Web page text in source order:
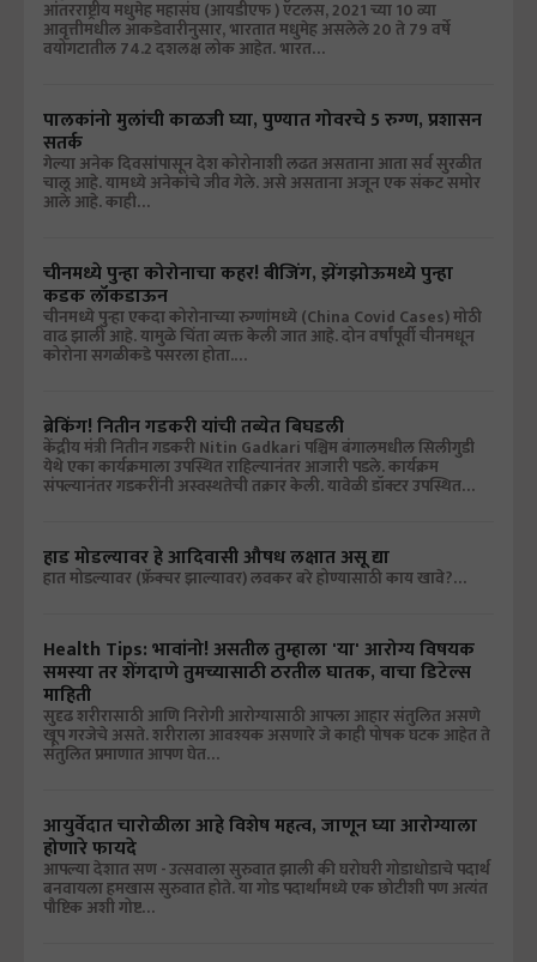
आंतरराष्ट्रीय मधुमेह महासंघ (आयडीएफ ) ऍटलस, 2021 च्या 10 व्या
आवृत्तीमधील आकडेवारीनुसार, भारतात मधुमेह असलेले 20 ते 79 वर्षे
वयोगटातील 74.2 दशलक्ष लोक आहेत. भारत…
पालकांनो मुलांची काळजी घ्या, पुण्यात गोवरचे 5 रुग्ण, प्रशासन
सतर्क
गेल्या अनेक दिवसांपासून देश कोरोनाशी लढत असताना आता सर्व सुरळीत
चालू आहे. यामध्ये अनेकांचे जीव गेले. असे असताना अजून एक संकट समोर
आले आहे. काही…
चीनमध्ये पुन्हा कोरोनाचा कहर! बीजिंग, झेंगझोऊमध्ये पुन्हा
कडक लॉकडाऊन
चीनमध्ये पुन्हा एकदा कोरोनाच्या रुग्णांमध्ये (China Covid Cases) मोठी
वाढ झाली आहे. यामुळे चिंता व्यक्त केली जात आहे. दोन वर्षांपूर्वी चीनमधून
कोरोना सगळीकडे पसरला होता.…
ब्रेकिंग! नितीन गडकरी यांची तब्येत बिघडली
केंद्रीय मंत्री नितीन गडकरी Nitin Gadkari पश्चिम बंगालमधील सिलीगुडी
येथे एका कार्यक्रमाला उपस्थित राहिल्यानंतर आजारी पडले. कार्यक्रम
संपल्यानंतर गडकरींनी अस्वस्थतेची तक्रार केली. यावेळी डॉक्टर उपस्थित…
हाड मोडल्यावर हे आदिवासी औषध लक्षात असू द्या
हात मोडल्यावर (फ्रॅक्चर झाल्यावर) लवकर बरे होण्यासाठी काय खावे?…
Health Tips: भावांनो! असतील तुम्हाला 'या' आरोग्य विषयक
समस्या तर शेंगदाणे तुमच्यासाठी ठरतील घातक, वाचा डिटेल्स
माहिती
सुदृढ शरीरासाठी आणि निरोगी आरोग्यासाठी आपला आहार संतुलित असणे
खूप गरजेचे असते. शरीराला आवश्यक असणारे जे काही पोषक घटक आहेत ते
संतुलित प्रमाणात आपण घेत…
आयुर्वेदात चारोळीला आहे विशेष महत्व, जाणून घ्या आरोग्याला
होणारे फायदे
आपल्या देशात सण - उत्सवाला सुरुवात झाली की घरोघरी गोडाधोडाचे पदार्थ
बनवायला हमखास सुरुवात होते. या गोड पदार्थांमध्ये एक छोटीशी पण अत्यंत
पौष्टिक अशी गोष्ट…